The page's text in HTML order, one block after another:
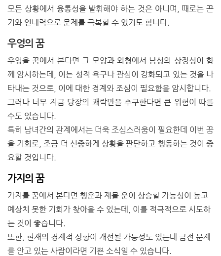
모든 상황에서 융통성을 발휘해야 하는 것은 아니며, 때로는 끈
기와 인내력으로 문제를 극복할 수 있기도 합니다.
우엉의 꿈
우엉을 꿈에서 본다면 그 모양과 외형에서 남성의 상징성이 함
께 암시하는데, 이는 성적 욕구나 관심이 강화되고 있는 것을 나
타내는 것으로, 이에 대한 경계와 조심이 필요함을 암시합니다.
그러나 너무 지금 당장의 쾌락만을 추구한다면 큰 위험이 따를
수도 있습니다.
특히 남녀간의 관계에서는 더욱 조심스러움이 필요한데 이번 꿈
을 기회로, 조금 더 신중하게 상황을 판단하고 행동하는 것이 중
요할 것입니다.
가지의 꿈
가지를 꿈에서 본다면 행운과 재물 운이 상승할 가능성이 높고
예상치 못한 기회가 찾아올 수 있는데, 이를 적극적으로 시도하
는 것이 좋습니다.
또한, 현재의 경제적 상황이 개선될 가능성도 있는데 금전 문제
를 안고 있는 사람이라면 기쁜 소식일 수 있습니다.